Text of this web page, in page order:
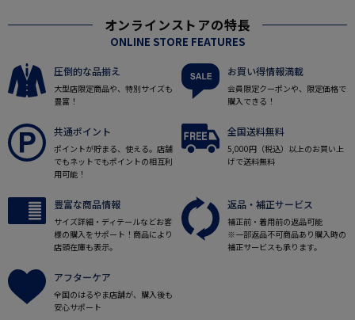
オンラインストアの特長
ONLINE STORE FEATURES
圧倒的な品揃え
大型店限定商品や、特別サイズも
豊富！
お買い得情報満載
会員限定クーポンや、限定価格で
購入できる！
共通ポイント
ポイントが貯まる、使える。店舗
でもネットでもポイントの相互利
用可能！
全国送料無料
5,000円（税込）以上のお買い上
げで送料無料
豊富な商品情報
サイズ詳細・ディテールなどお客
様の購入をサポート！商品により
店頭在庫も表示。
返品・補正サービス
補正前・着用前の返品可能
※一部返品不可商品あり購入時の
補正サービスも承ります。
アフターケア
全国のはるやま店舗が、購入後も
安心サポート